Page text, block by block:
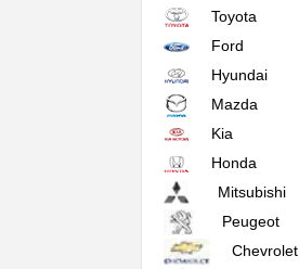
Toyota
Ford
Hyundai
Mazda
Kia
Honda
Mitsubishi
Peugeot
Chevrolet